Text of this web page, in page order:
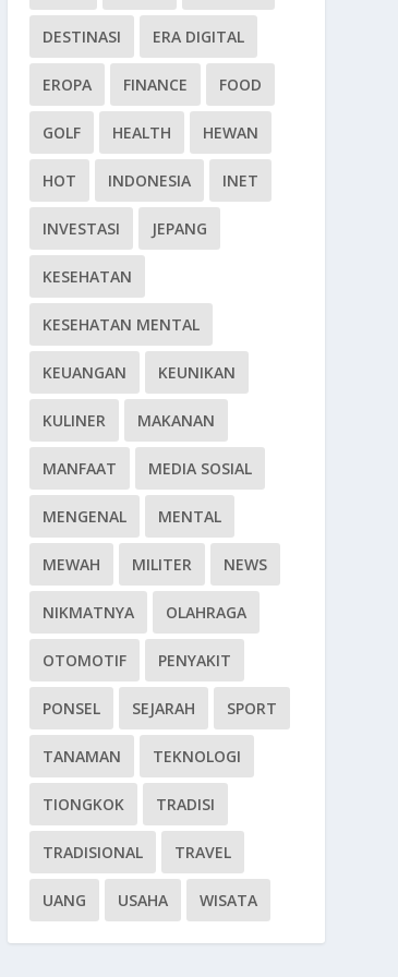
DESTINASI ERA DIGITAL
EROPA FINANCE FOOD
GOLF HEALTH HEWAN
HOT INDONESIA INET
INVESTASI JEPANG
KESEHATAN
KESEHATAN MENTAL
KEUANGAN KEUNIKAN
KULINER MAKANAN
MANFAAT MEDIA SOSIAL
MENGENAL MENTAL
MEWAH MILITER NEWS
NIKMATNYA OLAHRAGA
OTOMOTIF PENYAKIT
PONSEL SEJARAH SPORT
TANAMAN TEKNOLOGI
TIONGKOK TRADISI
TRADISIONAL TRAVEL
UANG USAHA WISATA